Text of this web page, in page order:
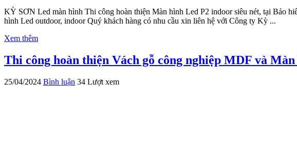
KỲ SƠN Led màn hình Thi công hoàn thiện Màn hình Led P2 indoor siêu nét, tại Bảo
hình Led outdoor, indoor Quý khách hàng có nhu cầu xin liên hệ với Công ty Kỳ ...
Xem thêm
Thi công hoàn thiện Vách gỗ công nghiệp MDF và
25/04/2024 Bình luận 34 Lượt xem